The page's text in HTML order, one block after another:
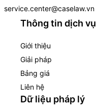
service.center@caselaw.vn
Thông tin dịch vụ
Giới thiệu
Giải pháp
Bảng giá
Liên hệ
Dữ liệu pháp lý